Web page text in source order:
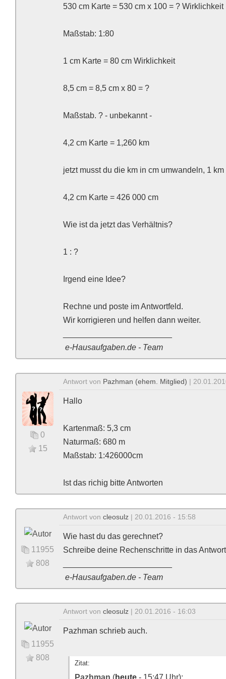
530 cm Karte = 530 cm x 100 = ? Wirklichkeit
Maßstab: 1:80
1 cm Karte = 80 cm Wirklichkeit
8,5 cm = 8,5 cm x 80 = ?
Maßstab. ? - unbekannt -
4,2 cm Karte = 1,260 km
jetzt musst du die km in cm umwandeln, 1
4,2 cm Karte = 426 000 cm
Wie ist da jetzt das Verhältnis?
1 : ?
Irgend eine Idee?
Rechne und poste im Antwortfeld.
Wir korrigieren und helfen dann weiter.
e-Hausaufgaben.de - Team
0
15
Antwort von Pazhman (ehem. Mitglied) |
Hallo
Kartenmaß: 5,3 cm
Naturmaß: 680 m
Maßstab: 1:426000cm
Ist das richig bitte Antworten
11955
808
Antwort von cleosulz | 20.01.2016 - 15:58
Wie hast du das gerechnet?
Schreibe deine Rechenschritte in das
e-Hausaufgaben.de - Team
11955
808
Antwort von cleosulz | 20.01.2016 - 16:03
Pazhman schrieb auch.
Zitat:
Pazhman (heute - 15:47 Uhr):